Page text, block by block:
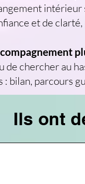
intérieur
et de
de chercher au
: bilan, parcours
Ils ont